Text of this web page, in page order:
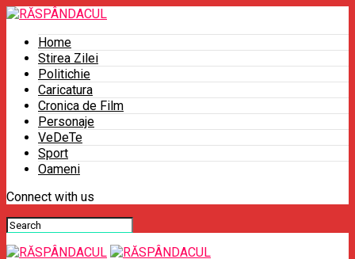
Home
Stirea Zilei
Politichie
Caricatura
Cronica de Film
Personaje
VeDeTe
Sport
Oameni
Connect with us